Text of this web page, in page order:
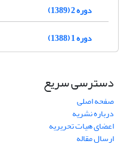
دوره 2 (1389)
دوره 1 (1388)
دسترسی سریع
صفحه اصلی
درباره نشریه
اعضای هیات تحریریه
ارسال مقاله